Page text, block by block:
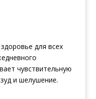
для всех
чувствительную
и шелушение.